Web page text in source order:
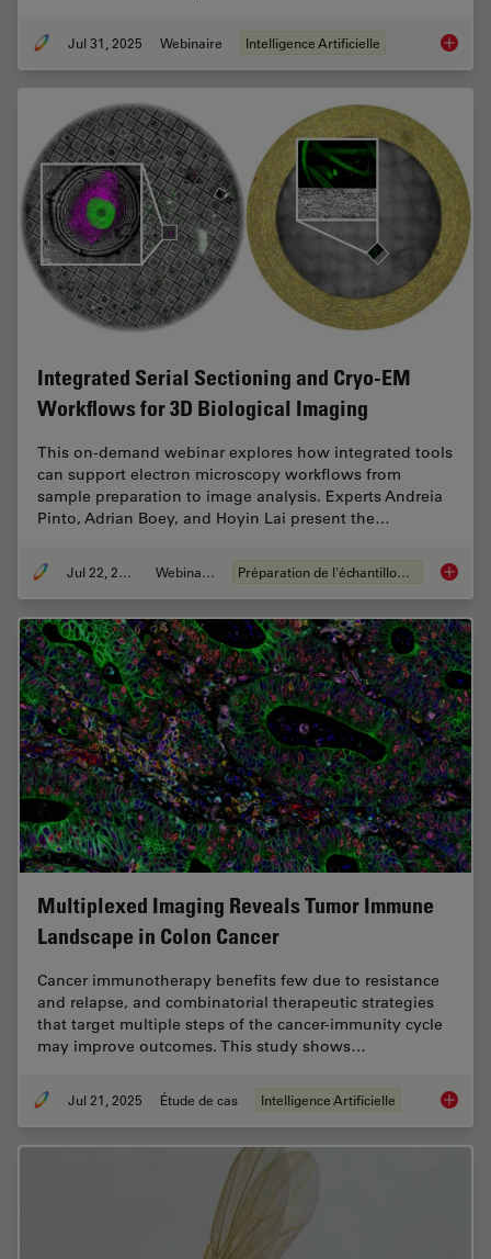
Jul 31, 2025 Webinaire Intelligence Artificielle
Integrated Serial Sectioning and Cryo-EM
Workflows for 3D Biological Imaging
This on-demand webinar explores how integrated tools
can support electron microscopy workflows from
sample preparation to image analysis. Experts Andreia
Pinto, Adrian Boey, and Hoyin Lai present the…
Jul 22, 2025 Webinaire Préparation de l'échantillon EM
Multiplexed Imaging Reveals Tumor Immune
Landscape in Colon Cancer
Cancer immunotherapy benefits few due to resistance
and relapse, and combinatorial therapeutic strategies
that target multiple steps of the cancer-immunity cycle
may improve outcomes. This study shows…
Jul 21, 2025 Étude de cas Intelligence Artificielle